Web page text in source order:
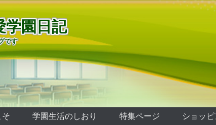
学園日記
です
そ 学園生活のしおり 特集ページ ショッ